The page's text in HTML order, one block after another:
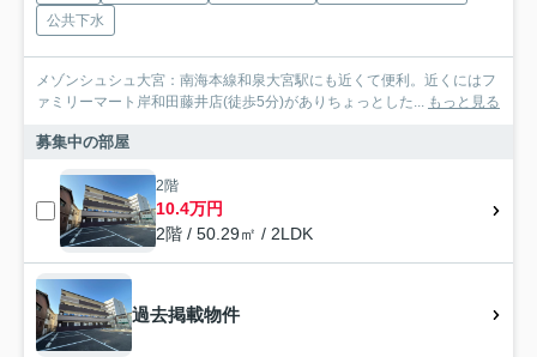
公共下水
メゾンシュシュ大宮：南海本線和泉大宮駅にも近くて便利。近くにはフ
ァミリーマート岸和田藤井店(徒歩5分)がありちょっとした... もっと見る
募集中の部屋
2階
10.4万円
2階 / 50.29㎡ / 2LDK
過去掲載物件